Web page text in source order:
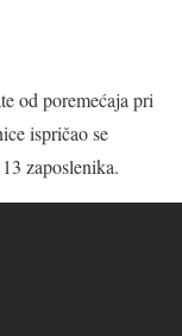
od poremećaja pri
ispričao se
zaposlenika.